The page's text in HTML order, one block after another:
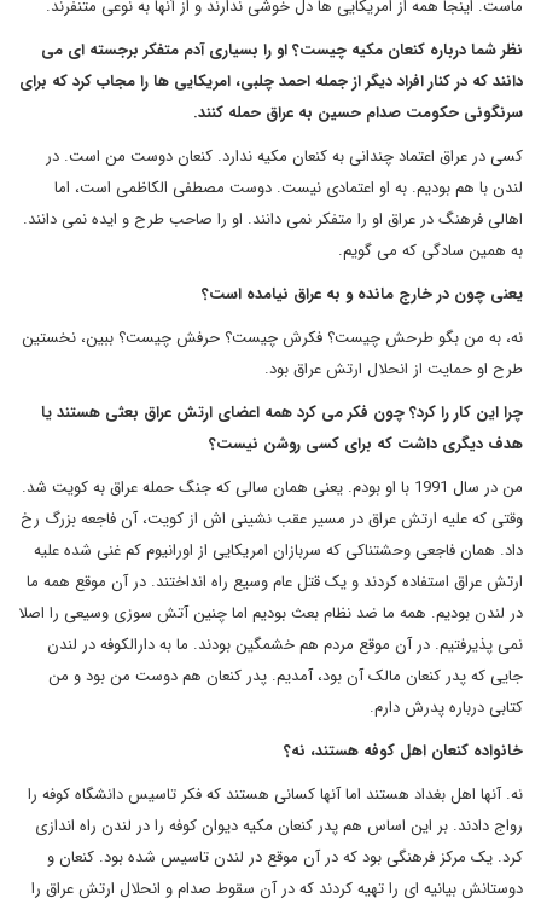
ماست. اینجا همه از امریکایی ها دل خوشی ندارند و از آنها به نوعی متنفرند.
نظر شما درباره کنعان مکیه چیست؟ او را بسیاری آدم متفکر برجسته ای می
دانند که در کنار افراد دیگر از جمله احمد چلبی، امریکایی ها را مجاب کرد که برای
سرنگونی حکومت صدام حسین به عراق حمله کنند.
کسی در عراق اعتماد چندانی به کنعان مکیه ندارد. کنعان دوست من است. در
لندن با هم بودیم. به او اعتمادی نیست. دوست مصطفی الکاظمی است، اما
اهالی فرهنگ در عراق او را متفکر نمی دانند. او را صاحب طرح و ایده نمی دانند.
به همین سادگی که می گویم.
یعنی چون در خارج مانده و به عراق نیامده است؟
نه، به من بگو طرحش چیست؟ فکرش چیست؟ حرفش چیست؟ ببین، نخستین
طرح او حمایت از انحلال ارتش عراق بود.
چرا این کار را کرد؟ چون فکر می کرد همه اعضای ارتش عراق بعثی هستند یا
هدف دیگری داشت که برای کسی روشن نیست؟
من در سال 1991 با او بودم. یعنی همان سالی که جنگ حمله عراق به کویت شد.
وقتی که علیه ارتش عراق در مسیر عقب نشینی اش از کویت، آن فاجعه بزرگ رخ
داد. همان فاجعی وحشتناکی که سربازان امریکایی از اورانیوم کم غنی شده علیه
ارتش عراق استفاده کردند و یک قتل عام وسیع راه انداختند. در آن موقع همه ما
در لندن بودیم. همه ما ضد نظام بعث بودیم اما چنین آتش سوزی وسیعی را اصلا
نمی پذیرفتیم. در آن موقع مردم هم خشمگین بودند. ما به دارالکوفه در لندن
جایی که پدر کنعان مالک آن بود، آمدیم. پدر کنعان هم دوست من بود و من
کتابی درباره پدرش دارم.
خانواده کنعان اهل کوفه هستند، نه؟
نه. آنها اهل بغداد هستند اما آنها کسانی هستند که فکر تاسیس دانشگاه کوفه را
رواج دادند. بر این اساس هم پدر کنعان مکیه دیوان کوفه را در لندن راه اندازی
کرد. یک مرکز فرهنگی بود که در آن موقع در لندن تاسیس شده بود. کنعان و
دوستانش بیانیه ای را تهیه کردند که در آن سقوط صدام و انحلال ارتش عراق را